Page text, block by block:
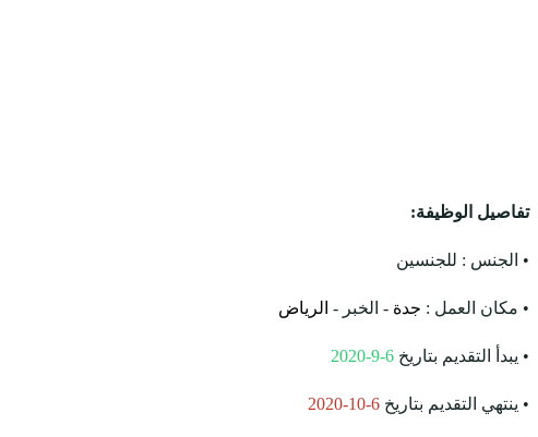
تفاصيل الوظيفة:
• الجنس : للجنسين
• مكان العمل : جدة - الخبر - الرياض
• يبدأ التقديم بتاريخ
• ينتهي التقديم بتاريخ 6-10-2020